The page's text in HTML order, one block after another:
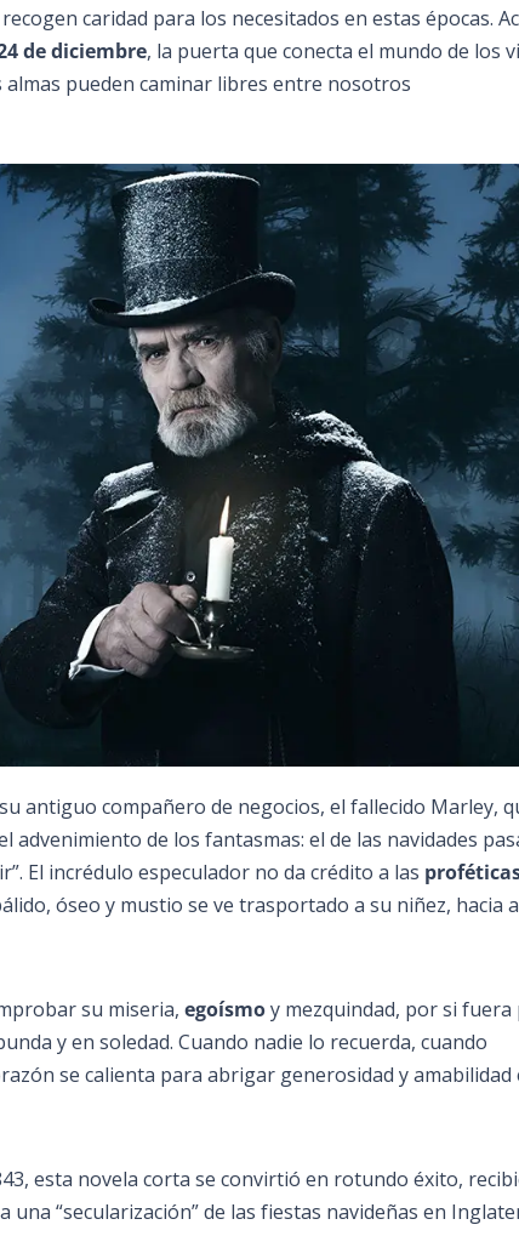
caridad para los necesitados en estas épocas.
de diciembre, la puerta que conecta el mundo de los
pueden caminar libres entre nosotros
antiguo compañero de negocios, el fallecido Marley,
de los fantasmas: el de las navidades
El incrédulo especulador no da crédito a las
óseo y mustio se ve trasportado a su niñez, hacia
su miseria, egoísmoy mezquindad, por si fuera
y en soledad. Cuando nadie lo recuerda, cuando
se calienta para abrigar generosidad y amabilidad
esta novela corta se convirtió en rotundo éxito,
“secularización” de las fiestas navideñas en